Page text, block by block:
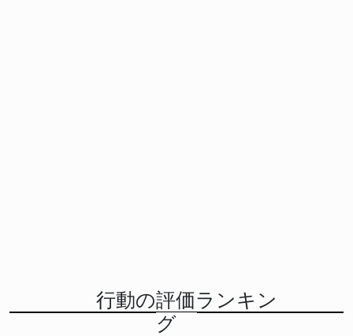
行動の評価ランキン
グ